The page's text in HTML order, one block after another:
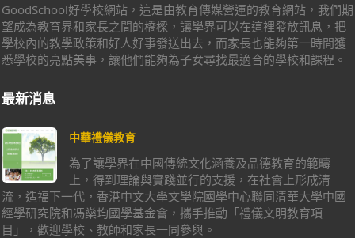
GoodSchool好學校網站，這是由教育傳媒營運的教育網站，我們期
望成為教育界和家長之間的橋樑，讓學界可以在這裡發放訊息，把
學校內的教學政策和好人好事發送出去，而家長也能夠第一時間獲
悉學校的亮點美事，讓他們能夠為子女尋找最適合的學校和課程。
最新消息
中華禮儀教育
為了讓學界在中國傳統文化涵養及品德教育的範疇
上，得到理論與實踐並行的支援，在社會上形成清
流，造福下一代，香港中文大學文學院國學中心聯同清華大學中國
經學研究院和馮燊均國學基金會，攜手推動「禮儀文明教育項
目」，歡迎學校、教師和家長一同參與。